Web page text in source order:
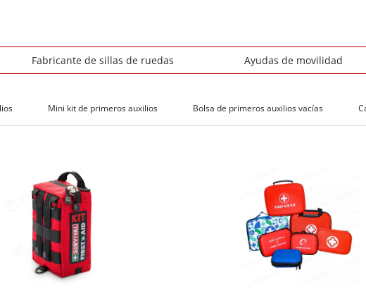
Fabricante de sillas de ruedas Ayudas de movilidad
Mini kit de primeros auxilios Bolsa de primeros auxilios vacías